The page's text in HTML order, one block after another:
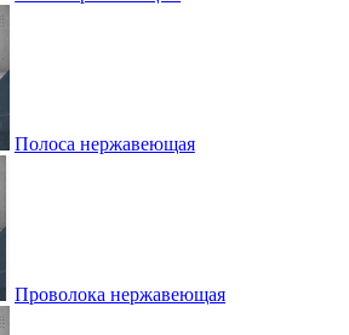
Полоса нержавеющая
Проволока нержавеющая